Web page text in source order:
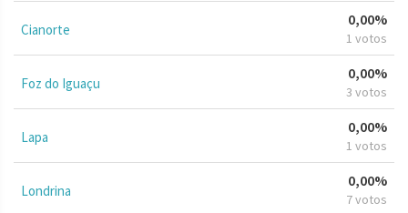
Cianorte
0,00%
1 votos
Foz do Iguaçu
0,00%
3 votos
Lapa
0,00%
1 votos
Londrina
0,00%
7 votos